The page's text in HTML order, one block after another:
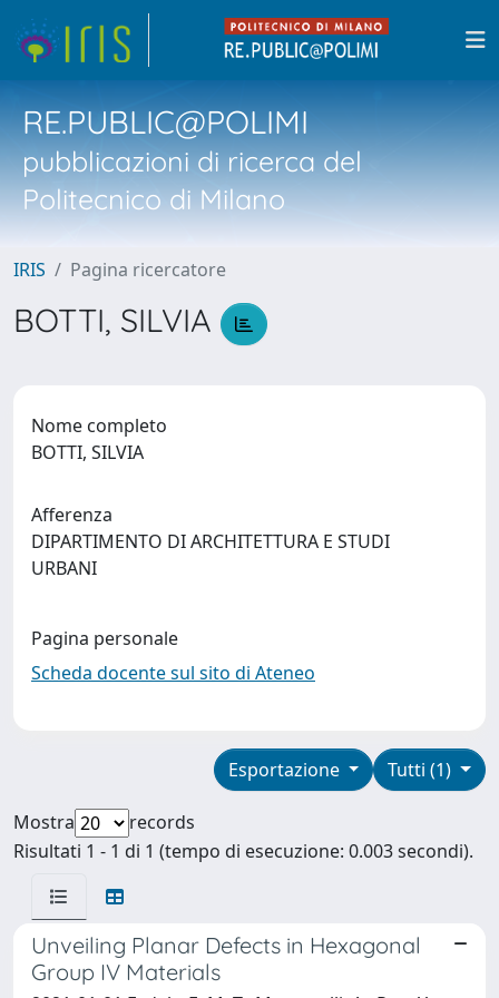
RE.PUBLIC@POLIMI
pubblicazioni di ricerca del
Politecnico di Milano
IRIS Pagina ricercatore
BOTTI, SILVIA
Nome completo
BOTTI, SILVIA
Afferenza
DIPARTIMENTO DI ARCHITETTURA E STUDI
URBANI
Pagina personale
Scheda docente sul sito di Ateneo
Tutti (1)
Esportazione
Mostra
records
Risultati 1 - 1 di 1 (tempo di esecuzione: 0.003 secondi).
Unveiling Planar Defects in Hexagonal
Group IV Materials